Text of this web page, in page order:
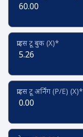
60.00
प्राइस टू बुक (X)*
5.26
प्राइस टू अर्निंग (P/E) (X)*
0.00